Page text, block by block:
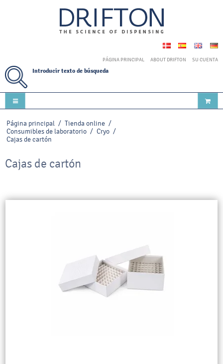
PÁGINA PRINCIPAL ABOUT DRIFTON SU CUENTA
Introducir texto de búsqueda
Página principal / Tienda online /
Consumibles de laboratorio / Cryo /
Cajas de cartón
Cajas de cartón